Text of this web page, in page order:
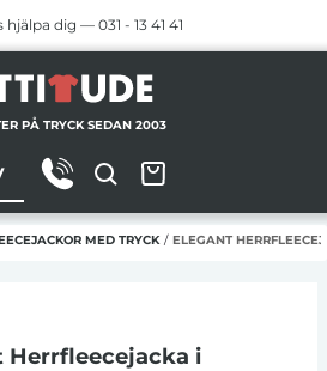
hjälpa dig — 031 - 13 41 41
PÅ TRYCK SEDAN 2003
MED TRYCK / ELEGANT
Herrfleecejacka i